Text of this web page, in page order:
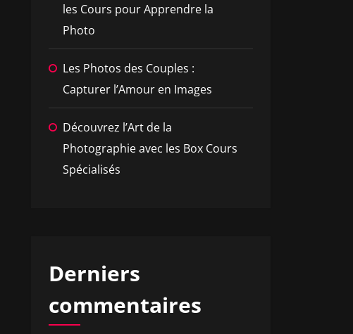
les Cours pour Apprendre la
Photo
Les Photos des Couples :
Capturer l’Amour en Images
Découvrez l’Art de la
Photographie avec les Box Cours
Spécialisés
Derniers
commentaires